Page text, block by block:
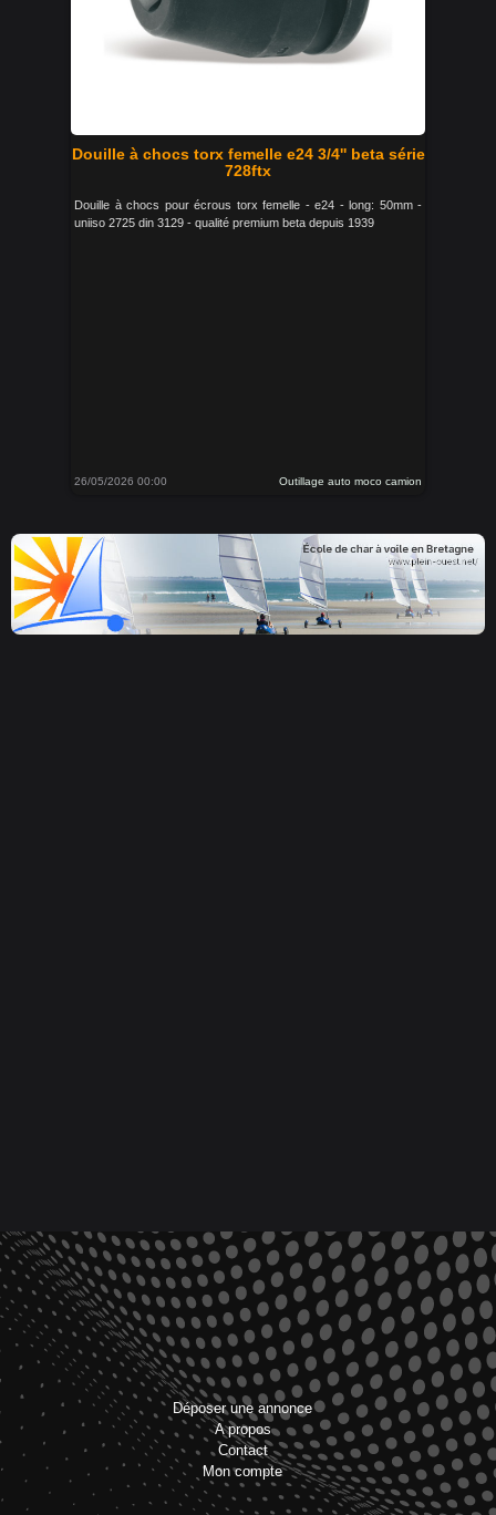
Douille à chocs torx femelle e24 3/4'' beta série
728ftx
Douille à chocs pour écrous torx femelle - e24 - long: 50mm -
uniiso 2725 din 3129 - qualité premium beta depuis 1939
26/05/2026 00:00 Outillage auto moco camion
Déposer une annonce
A propos
Contact
Mon compte